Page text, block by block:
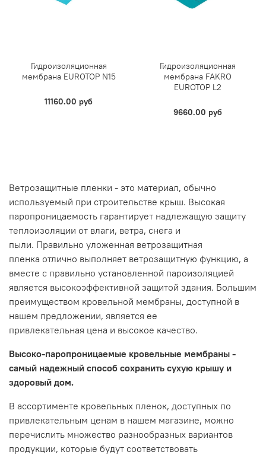
Гидроизоляционная
мембрана EUROTOP N15
11160.00 руб
Гидроизоляционная
мембрана FAKRO
EUROTOP L2
9660.00 руб
Ветрозащитные пленки - это материал, обычно
используемый при строительстве крыш. Высокая
паропроницаемость гарантирует надлежащую защиту
теплоизоляции от влаги, ветра, снега и
пыли. Правильно уложенная ветрозащитная
пленка отлично выполняет ветрозащитную функцию, а
вместе с правильно установленной пароизоляцией
является высокоэффективной защитой здания. Большим
преимуществом кровельной мембраны, доступной в
нашем предложении, является ее
привлекательная цена и высокое качество.
Высоко-паропроницаемые кровельные мембраны -
самый надежный способ сохранить сухую крышу и
здоровый дом.
В ассортименте кровельных пленок, доступных по
привлекательным ценам в нашем магазине, можно
перечислить множество разнообразных вариантов
продукции, которые будут соответствовать